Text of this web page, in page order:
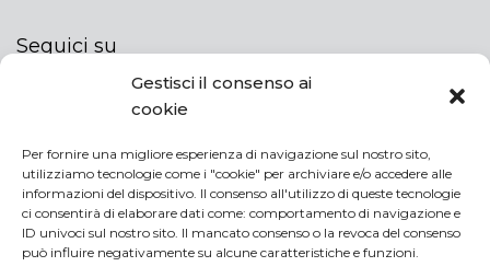
Gestisci il consenso ai
cookie
Per fornire una migliore esperienza di navigazione sul nostro sito,
utilizziamo tecnologie come i "cookie" per archiviare e/o accedere alle
informazioni del dispositivo. Il consenso all'utilizzo di queste tecnologie
ci consentirà di elaborare dati come: comportamento di navigazione e
ID univoci sul nostro sito. Il mancato consenso o la revoca del consenso
può influire negativamente su alcune caratteristiche e funzioni.
Seguici su
ISCRIVITI ALLA NEWSLETTER
Rimani sempre aggiornato iscrivendoti alla
newsletter